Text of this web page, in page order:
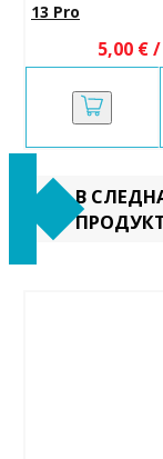
13 Pro
5,00 €
В